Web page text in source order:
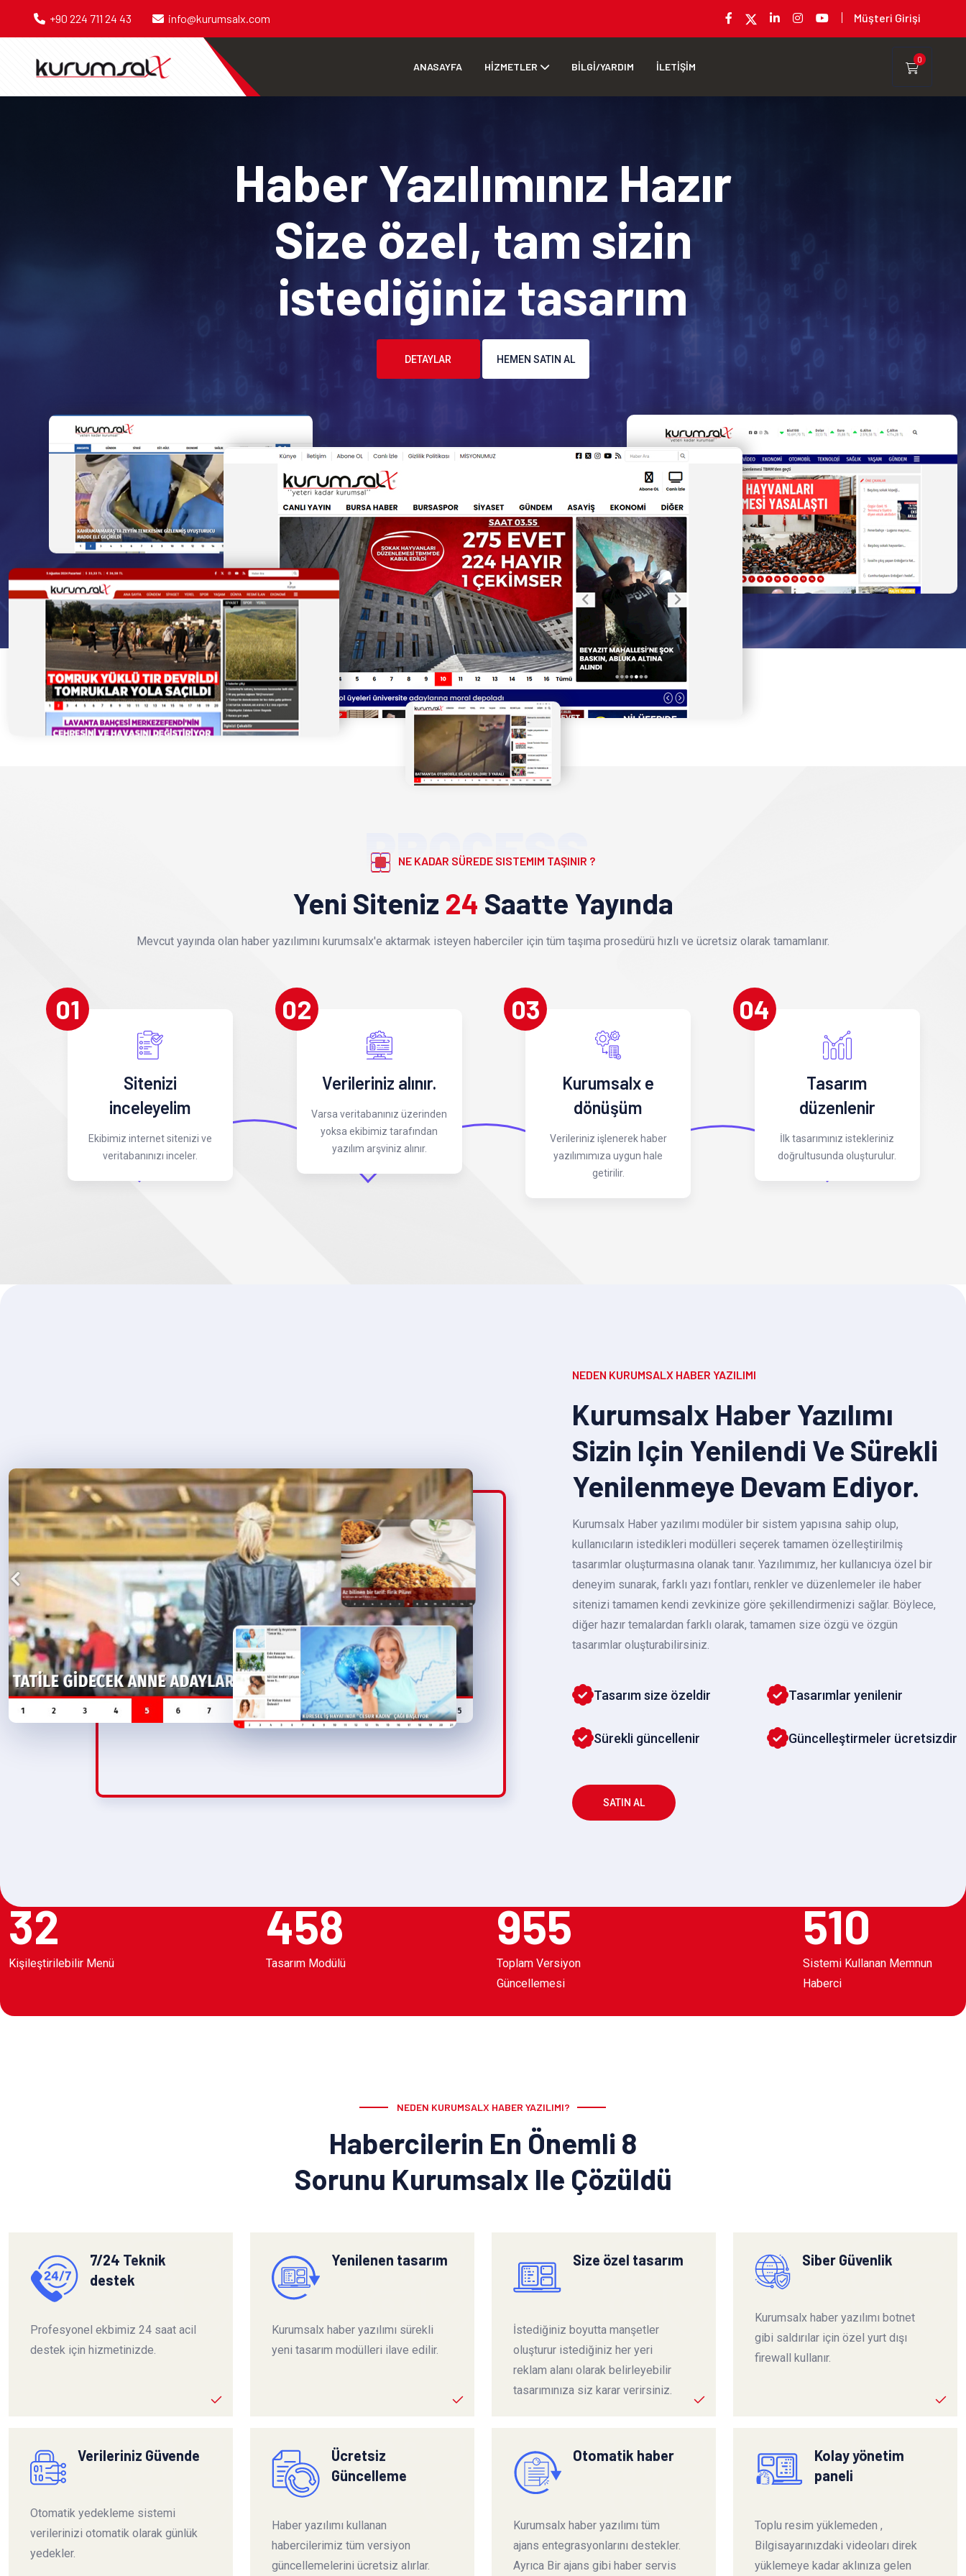
+90 224 711 24 43 info@kurumsalx.com Müşteri Girişi
ANASAYFA HİZMETLER BİLGİ/YARDIM İLETİŞİM
0
Haber Yazılımınız Hazır
Size özel, tam sizin
istediğiniz tasarım
DETAYLAR HEMEN SATIN AL
PROCESS
NE KADAR SÜREDE SISTEMIM TAŞINIR ?
Yeni Siteniz 24 Saatte Yayında
Mevcut yayında olan haber yazılımını kurumsalx'e aktarmak isteyen haberciler için tüm taşıma prosedürü hızlı ve ücretsiz olarak tamamlanır.
01
Sitenizi
inceleyelim
Ekibimiz internet sitenizi ve
veritabanınızı inceler.
02
Verileriniz alınır.
Varsa veritabanınız üzerinden
yoksa ekibimiz tarafından
yazılım arşviniz alınır.
03
Kurumsalx e
dönüşüm
Verileriniz işlenerek haber
yazılımımıza uygun hale
getirilir.
04
Tasarım
düzenlenir
İlk tasarımınız istekleriniz
doğrultusunda oluşturulur.
NEDEN KURUMSALX HABER YAZILIMI
Kurumsalx Haber Yazılımı
Sizin Için Yenilendi Ve Sürekli
Yenilenmeye Devam Ediyor.
Kurumsalx Haber yazılımı modüler bir sistem yapısına sahip olup,
kullanıcıların istedikleri modülleri seçerek tamamen özelleştirilmiş
tasarımlar oluşturmasına olanak tanır. Yazılımımız, her kullanıcıya özel bir
deneyim sunarak, farklı yazı fontları, renkler ve düzenlemeler ile haber
sitenizi tamamen kendi zevkinize göre şekillendirmenizi sağlar. Böylece,
diğer hazır temalardan farklı olarak, tamamen size özgü ve özgün
tasarımlar oluşturabilirsiniz.
Tasarım size özeldir
Sürekli güncellenir
Tasarımlar yenilenir
Güncelleştirmeler ücretsizdir
SATIN AL
32
Kişileştirilebilir Menü
458
Tasarım Modülü
955
Toplam Versiyon
Güncellemesi
510
Sistemi Kullanan Memnun
Haberci
NEDEN KURUMSALX HABER YAZILIMI?
Habercilerin En Önemli 8
Sorunu Kurumsalx Ile Çözüldü
7/24 Teknik
destek
Profesyonel ekbimiz 24 saat acil
destek için hizmetinizde.
Yenilenen tasarım
Kurumsalx haber yazılımı sürekli
yeni tasarım modülleri ilave edilir.
Size özel tasarım
İstediğiniz boyutta manşetler
oluşturur istediğiniz her yeri
reklam alanı olarak belirleyebilir
tasarımınıza siz karar verirsiniz.
Siber Güvenlik
Kurumsalx haber yazılımı botnet
gibi saldırılar için özel yurt dışı
firewall kullanır.
Verileriniz Güvende
Otomatik yedekleme sistemi
verilerinizi otomatik olarak günlük
yedekler.
Ücretsiz
Güncelleme
Haber yazılımı kullanan
habercilerimiz tüm versiyon
güncellemelerini ücretsiz alırlar.
Otomatik haber
Kurumsalx haber yazılımı tüm
ajans entegrasyonlarını destekler.
Ayrıca Bir ajans gibi haber servis
Kolay yönetim
paneli
Toplu resim yüklemeden ,
Bilgisayarınızdaki videoları direk
yüklemeye kadar aklınıza gelen